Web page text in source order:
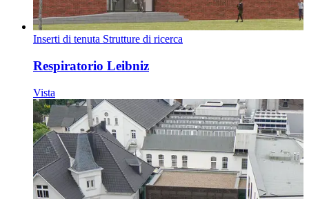
Inserti di tenuta Strutture di ricerca
Respiratorio Leibniz
Vista